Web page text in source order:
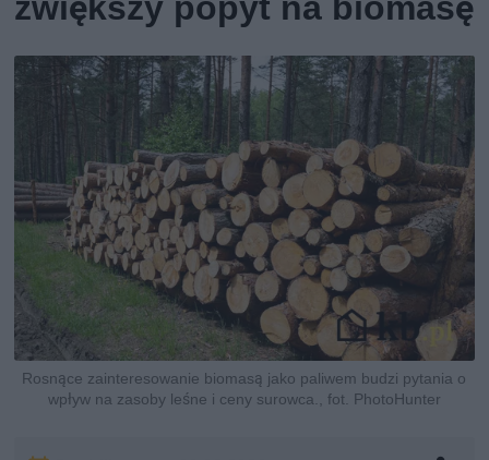
Rosnące zainteresowanie biomasą jako paliwem budzi pytania o
wpływ na zasoby leśne i ceny surowca., fot. PhotoHunter